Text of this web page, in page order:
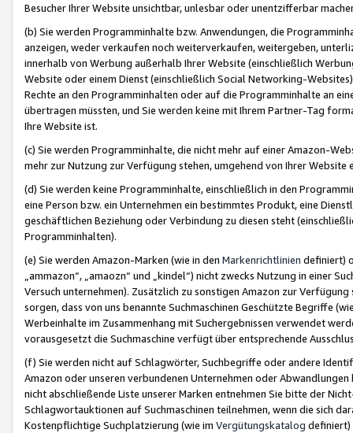
Besucher Ihrer Website unsichtbar, unlesbar oder unentzifferbar
(b) Sie werden Programminhalte bzw. Anwendungen, die
anzeigen, weder verkaufen noch weiterverkaufen, weitergeben,
innerhalb von Werbung außerhalb Ihrer Website (einschließlich
Website oder einem Dienst (einschließlich Social Networking-
Rechte an den Programminhalten oder auf die Programminhalte an
übertragen müssten, und Sie werden keine mit Ihrem Partner-Tag
Ihre Website ist.
(c) Sie werden Programminhalte, die nicht mehr auf einer Amazon-
mehr zur Nutzung zur Verfügung stehen, umgehend von Ihrer
(d) Sie werden keine Programminhalte, einschließlich in den
eine Person bzw. ein Unternehmen ein bestimmtes Produkt, eine
geschäftlichen Beziehung oder Verbindung zu diesen steht
Programminhalten).
(e) Sie werden Amazon-Marken (wie in den Markenrichtlinien definiert)
„ammazon“, „amaozn“ und „kindel“) nicht zwecks Nutzung in einer
Versuch unternehmen). Zusätzlich zu sonstigen Amazon zur
sorgen, dass von uns benannte Suchmaschinen Geschützte Begriffe
Werbeinhalte im Zusammenhang mit Suchergebnissen verwendet
vorausgesetzt die Suchmaschine verfügt über entsprechende
(f) Sie werden nicht auf Schlagwörter, Suchbegriffe oder andere
Amazon oder unseren verbundenen Unternehmen oder
nicht abschließende Liste unserer Marken entnehmen Sie bitte der
Schlagwortauktionen auf Suchmaschinen teilnehmen, wenn die sich
Kostenpflichtige Suchplatzierung (wie im Vergütungskatalog definiert)